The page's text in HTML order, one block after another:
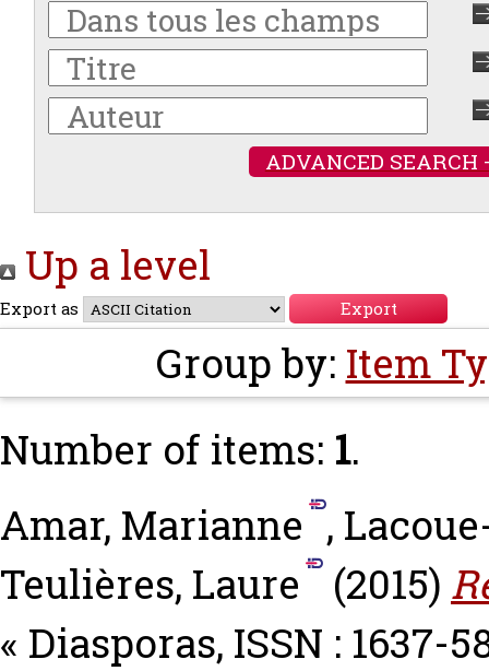
ADVANCED SEARCH
Up a level
Export as
Group by: Item
Number of items: 1.
Amar, Marianne ,
Teulières, Laure
(2015)
« Diasporas, ISSN : 1637-